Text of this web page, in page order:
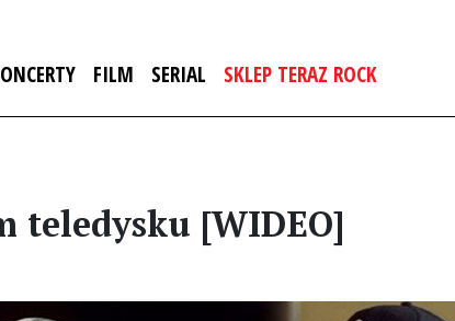
FILM SERIAL SKLEP TERAZ ROCK
teledysku [WIDEO]